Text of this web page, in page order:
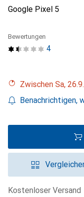
Google Pixel 5
4
Bewertungen
Zwischen Sa,
Benachrichtigen,
kostenloser Versand